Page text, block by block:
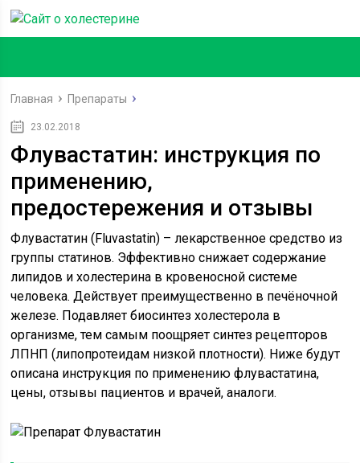
Главная Препараты
23.02.2018
Флувастатин: инструкция по
применению,
предостережения и отзывы
Флувастатин (Fluvastatin) – лекарственное средство из
группы статинов. Эффективно снижает содержание
липидов и холестерина в кровеносной системе
человека. Действует преимущественно в печёночной
железе. Подавляет биосинтез холестерола в
организме, тем самым поощряет синтез рецепторов
ЛПНП (липопротеидам низкой плотности). Ниже будут
описана инструкция по применению флувастатина,
цены, отзывы пациентов и врачей, аналоги.